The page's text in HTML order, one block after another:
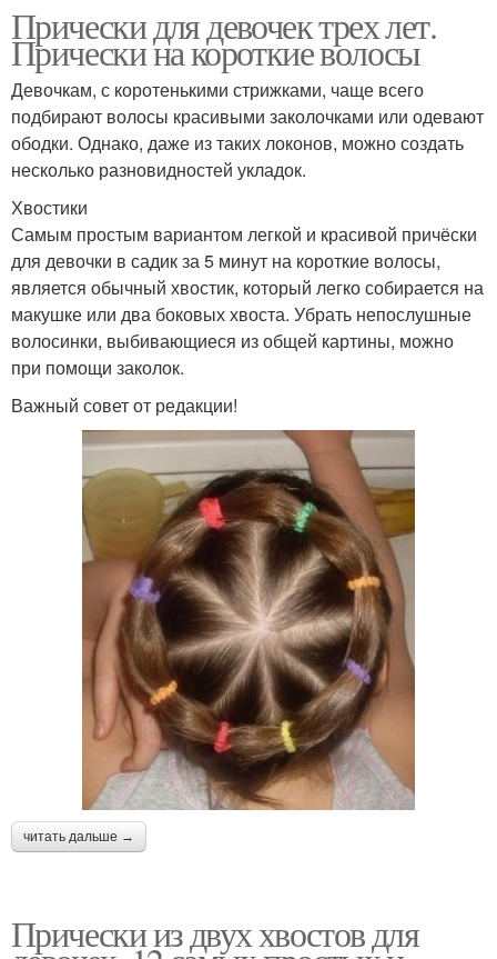
Прически для девочек трех лет.
Прически на короткие волосы
Девочкам, с коротенькими стрижками, чаще всего
подбирают волосы красивыми заколочками или одевают
ободки. Однако, даже из таких локонов, можно создать
несколько разновидностей укладок.
Хвостики
Самым простым вариантом легкой и красивой причёски
для девочки в садик за 5 минут на короткие волосы,
является обычный хвостик, который легко собирается на
макушке или два боковых хвоста. Убрать непослушные
волосинки, выбивающиеся из общей картины, можно
при помощи заколок.
Важный совет от редакции!
читать дальше →
Прически из двух хвостов для